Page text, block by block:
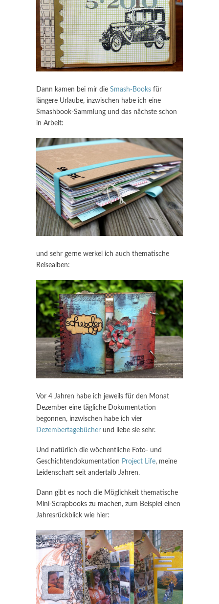
Dann kamen bei mir die Smash-Books für
längere Urlaube, inzwischen habe ich eine
Smashbook-Sammlung und das nächste schon
in Arbeit:
und sehr gerne werkel ich auch thematische
Reisealben:
Vor 4 Jahren habe ich jeweils für den Monat
Dezember eine tägliche Dokumentation
begonnen, inzwischen habe ich vier
Dezembertagebücher und liebe sie sehr.
Und natürlich die wöchentliche Foto- und
Geschichtendokumentation Project Life, meine
Leidenschaft seit andertalb Jahren.
Dann gibt es noch die Möglichkeit thematische
Mini-Scrapbooks zu machen, zum Beispiel einen
Jahresrückblick wie hier: